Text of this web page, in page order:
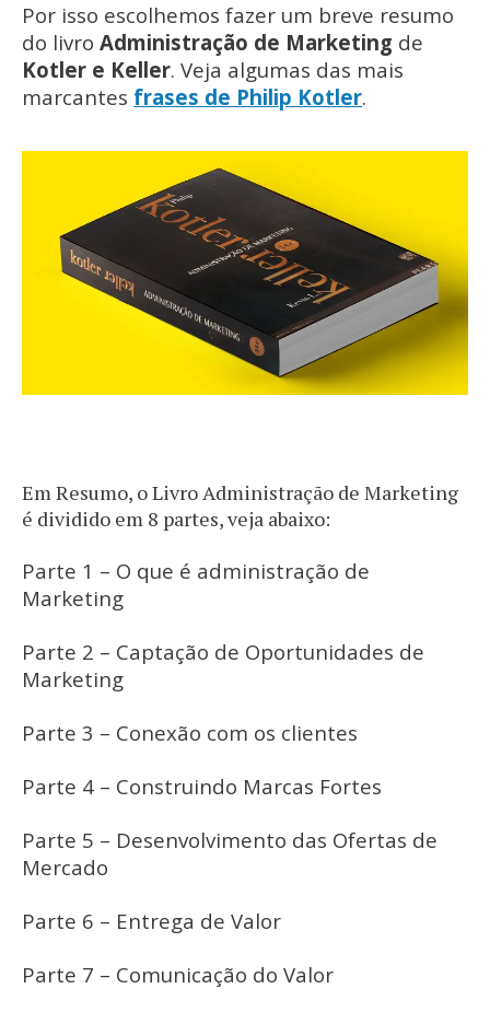
Por isso escolhemos fazer um breve resumo
do livro Administração de Marketing de
Kotler e Keller. Veja algumas das mais
marcantes frases de Philip Kotler.
Em Resumo, o Livro Administração de Marketing
é dividido em 8 partes, veja abaixo:
Parte 1 – O que é administração de
Marketing
Parte 2 – Captação de Oportunidades de
Marketing
Parte 3 – Conexão com os clientes
Parte 4 – Construindo Marcas Fortes
Parte 5 – Desenvolvimento das Ofertas de
Mercado
Parte 6 – Entrega de Valor
Parte 7 – Comunicação do Valor